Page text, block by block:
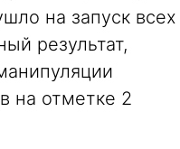
на запуск всех
результат,
на отметке 2